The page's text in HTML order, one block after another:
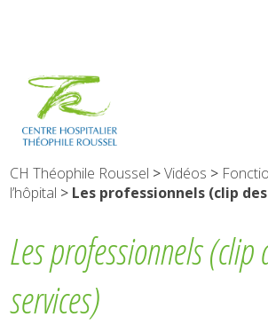
CH Théophile Roussel >Vidéos >
l’hôpital > Les professionnels (clip
Les professionnels (clip
services)